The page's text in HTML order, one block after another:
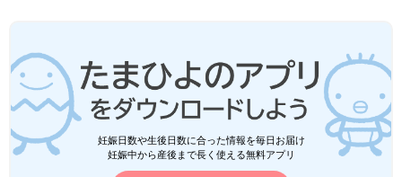
妊娠日数や生後日数に合った情報を毎日お届け
妊娠中から産後まで長く使える無料アプリ